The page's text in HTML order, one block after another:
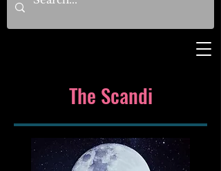
The Scandi